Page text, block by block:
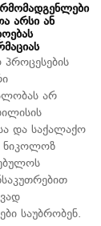
არსი ან
არ
და საქალაქო
ნიკოლოზ
საუბრობენ.